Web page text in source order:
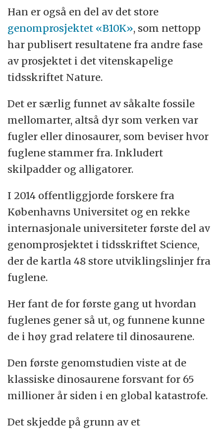
Han er også en del av det store
genomprosjektet «B10K», som nettopp
har publisert resultatene fra andre fase
av prosjektet i det vitenskapelige
tidsskriftet Nature.
Det er særlig funnet av såkalte fossile
mellomarter, altså dyr som verken var
fugler eller dinosaurer, som beviser hvor
fuglene stammer fra. Inkludert
skilpadder og alligatorer.
I 2014 offentliggjorde forskere fra
Københavns Universitet og en rekke
internasjonale universiteter første del av
genomprosjektet i tidsskriftet Science,
der de kartla 48 store utviklingslinjer fra
fuglene.
Her fant de for første gang ut hvordan
fuglenes gener så ut, og funnene kunne
de i høy grad relatere til dinosaurene.
Den første genomstudien viste at de
klassiske dinosaurene forsvant for 65
millioner år siden i en global katastrofe.
Det skjedde på grunn av et